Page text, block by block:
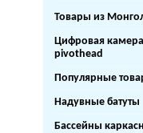
Товары из
Цифровая камера
pivothead
Популярные
Надувные батуты
Бассейны